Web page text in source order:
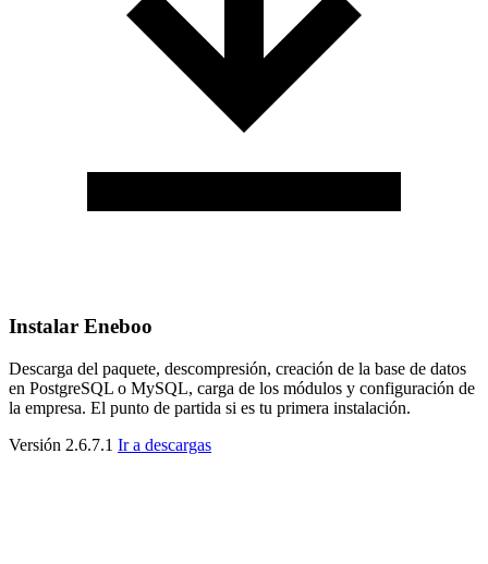
Instalar Eneboo
Descarga del paquete, descompresión, creación de la base de datos
en PostgreSQL o MySQL, carga de los módulos y configuración de
la empresa. El punto de partida si es tu primera instalación.
Versión 2.6.7.1 Ir a descargas